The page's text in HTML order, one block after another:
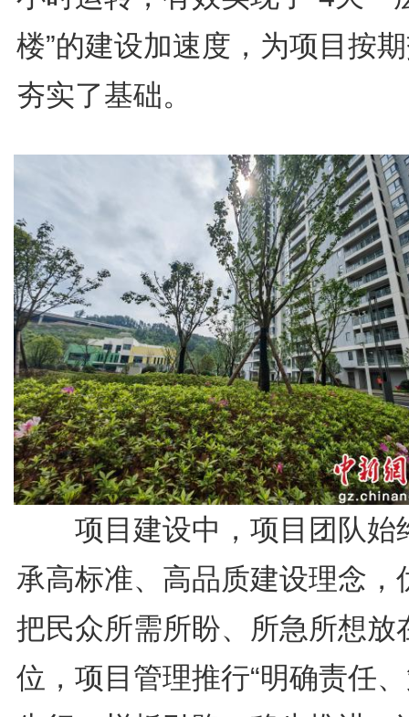
楼”的建设加速度，为项目按
夯实了基础。
项目建设中，项目团队始
承高标准、高品质建设理念，
把民众所需所盼、所急所想放
位，项目管理推行“明确责任